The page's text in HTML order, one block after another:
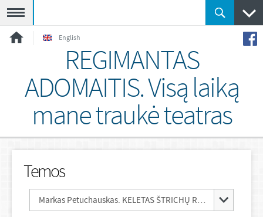
English
REGIMANTAS
ADOMAITIS. Visą laiką
mane traukė teatras
Temos
Markas Petuchauskas. KELETAS ŠTRICHŲ REGIMANTO ADOMAIČIO PORTRETUI